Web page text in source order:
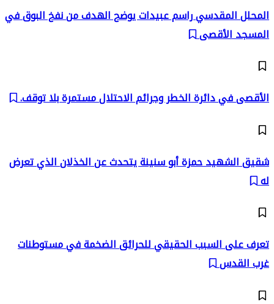
المحلل المقدسي راسم عبيدات يوضح الهدف من نفخ البوق في
المسجد الأقصى
الأقصى في دائرة الخطر وجرائم الاحتلال مستمرة بلا توقف.
شقيق الشهيد حمزة أبو سنينة يتحدث عن الخذلان الذي تعرض
له
تعرف على السبب الحقيقي للحرائق الضخمة في مستوطنات
غرب القدس